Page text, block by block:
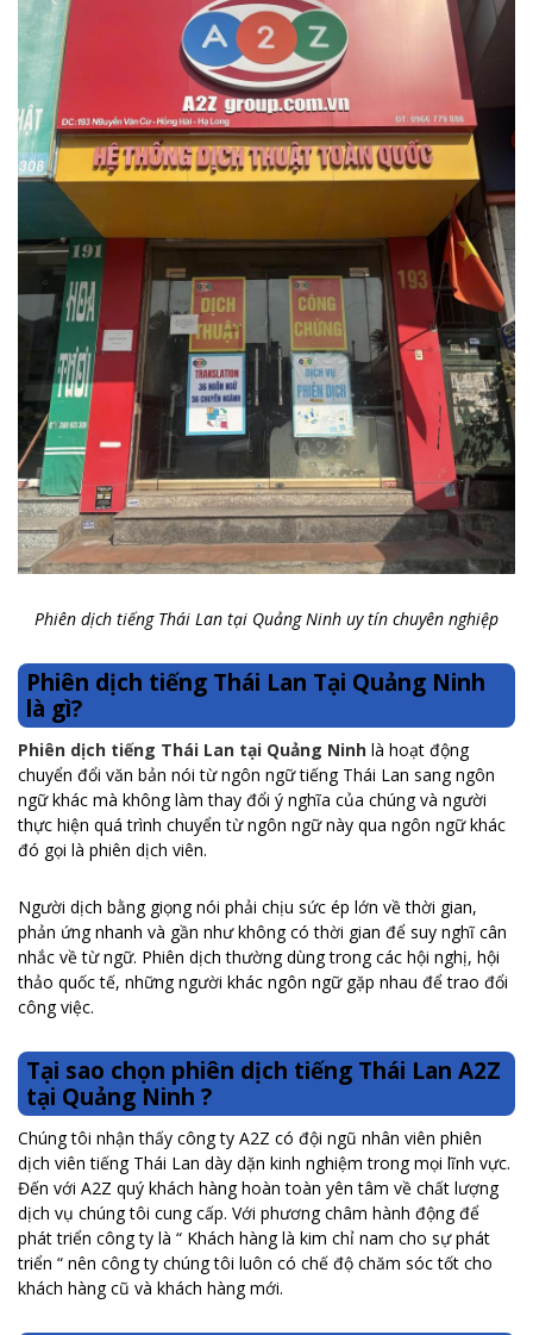
Phiên dịch tiếng Thái Lan tại Quảng Ninh uy tín chuyên nghiệp
Phiên dịch tiếng Thái Lan Tại Quảng Ninh
là gì?
Phiên dịch tiếng Thái Lan tại Quảng Ninh là hoạt động
chuyển đổi văn bản nói từ ngôn ngữ tiếng Thái Lan sang ngôn
ngữ khác mà không làm thay đổi ý nghĩa của chúng và người
thực hiện quá trình chuyển từ ngôn ngữ này qua ngôn ngữ khác
đó gọi là phiên dịch viên.
Người dịch bằng giọng nói phải chịu sức ép lớn về thời gian,
phản ứng nhanh và gần như không có thời gian để suy nghĩ cân
nhắc về từ ngữ. Phiên dịch thường dùng trong các hội nghị, hội
thảo quốc tế, những người khác ngôn ngữ gặp nhau để trao đổi
công việc.
Tại sao chọn phiên dịch tiếng Thái Lan A2Z
tại Quảng Ninh ?
Chúng tôi nhận thấy công ty A2Z có đội ngũ nhân viên phiên
dịch viên tiếng Thái Lan dày dặn kinh nghiệm trong mọi lĩnh vực.
Đến với A2Z quý khách hàng hoàn toàn yên tâm về chất lượng
dịch vụ chúng tôi cung cấp. Với phương châm hành động để
phát triển công ty là “ Khách hàng là kim chỉ nam cho sự phát
triển “ nên công ty chúng tôi luôn có chế độ chăm sóc tốt cho
khách hàng cũ và khách hàng mới.